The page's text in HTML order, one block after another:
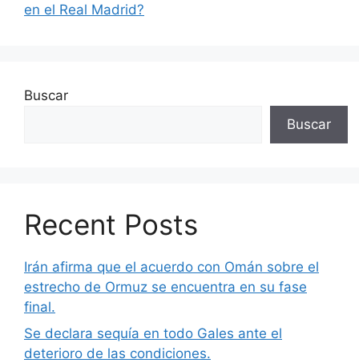
en el Real Madrid?
Buscar
Buscar
Recent Posts
Irán afirma que el acuerdo con Omán sobre el
estrecho de Ormuz se encuentra en su fase
final.
Se declara sequía en todo Gales ante el
deterioro de las condiciones.